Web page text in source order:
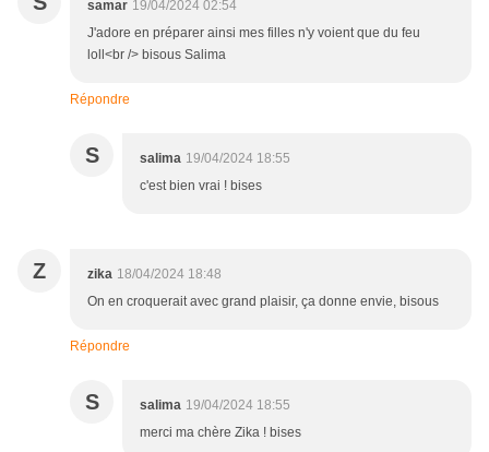
samar 19/04/2024 02:54
J'adore en préparer ainsi mes filles n'y voient que du feu
loll<br /> bisous Salima
Répondre
S salima 19/04/2024 18:55
c'est bien vrai ! bises
Z zika 18/04/2024 18:48
On en croquerait avec grand plaisir, ça donne envie, bisous
Répondre
S salima 19/04/2024 18:55
merci ma chère Zika ! bises